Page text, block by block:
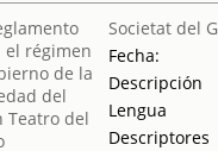
Societat del
Fecha:
Descripción
Lengua
Descriptores